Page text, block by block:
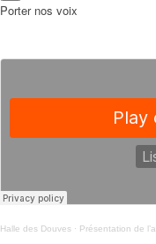
Porter nos voix
Halle des Douves · Présentation de